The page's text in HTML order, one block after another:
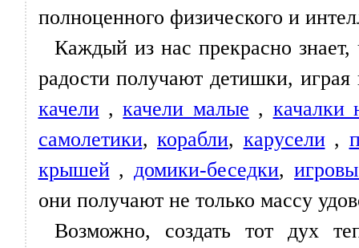
полноценного физического и
Каждый из нас прекрасно знает,
радости получают детишки,
качели,качели малые , качалки
самолетики, корабли, карусели,
крышей,домики-беседки,
они получают не только массу
Возможно, создать тот дух